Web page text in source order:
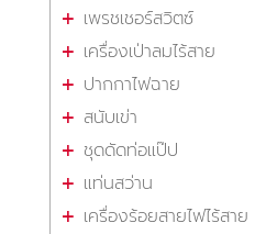
เพรชเชอร์สวิตซ์
เครื่องเป่าลมไร้สาย
ปากกาไฟฉาย
สนับเข่า
ชุดดัดท่อแป๊ป
แท่นสว่าน
เครื่องร้อยสายไฟไร้สาย